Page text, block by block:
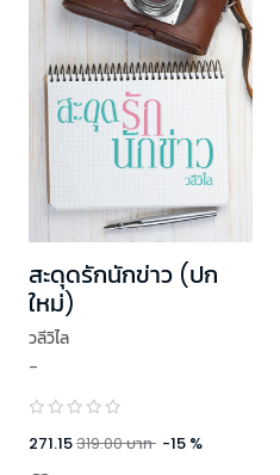
สะดุดรักนักข่าว (ปก
ใหม่)
วลีวิไล
-
271.15319.00บาท -15 %